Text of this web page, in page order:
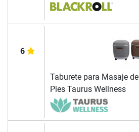
6
Taburete para Masaje de
Pies Taurus Wellness